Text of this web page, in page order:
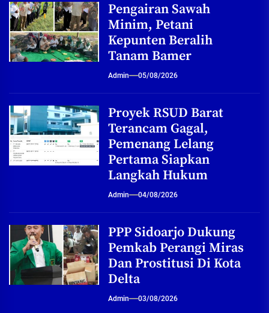
Pengairan Sawah
Minim, Petani
Kepunten Beralih
Tanam Bamer
Admin 05/08/2026
Proyek RSUD Barat
Terancam Gagal,
Pemenang Lelang
Pertama Siapkan
Langkah Hukum
Admin 04/08/2026
PPP Sidoarjo Dukung
Pemkab Perangi Miras
Dan Prostitusi Di Kota
Delta
Admin 03/08/2026